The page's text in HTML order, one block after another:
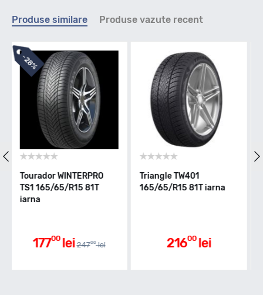
Indice viteza
T - max 190km/h
Indice greutate
D
Aderenta pe carosabil ud
Produse similare Produse vazute recent
Triangle TW401
165/65/R15 81T iarna
216 00 lei
Imperial SNOWDRAGON
HP 165/65/R15 81T iarna
21700 lei